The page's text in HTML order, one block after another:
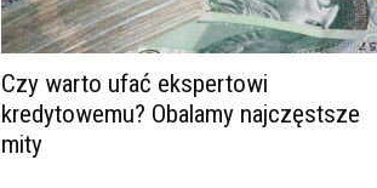
Czy warto ufać ekspertowi
kredytowemu? Obalamy najczęstsze
mity